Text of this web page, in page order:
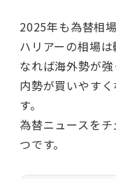
2025年も為替相
ハリアーの相場
なれば海外勢が
内勢が買いやす
す。
為替ニュースを
つです。